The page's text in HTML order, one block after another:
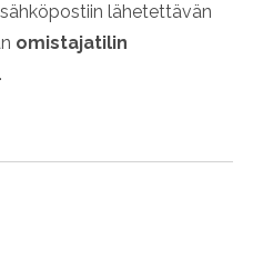
lähetettävän
omistajatilin
.